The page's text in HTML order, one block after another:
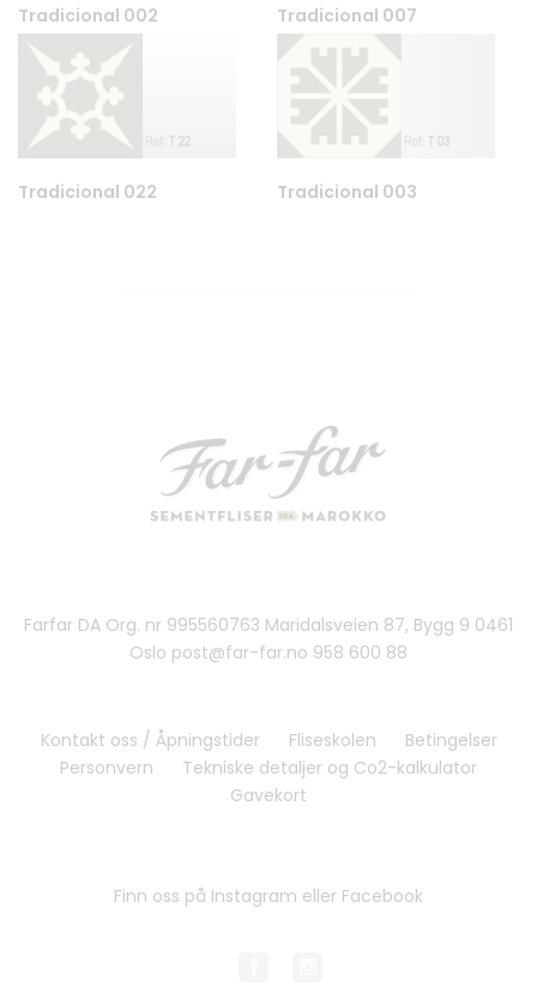
Tradicional 002 Tradicional 007
Tradicional 022 Tradicional 003
Farfar DA Org. nr 995560763 Maridalsveien 87, Bygg 9 0461
Oslo post@far-far.no 958 600 88
Kontakt oss / Åpningstider Fliseskolen
Betingelser
Personvern
Tekniske detaljer og Co2-kalkulator
Gavekort
Finn oss på Instagram eller Facebook